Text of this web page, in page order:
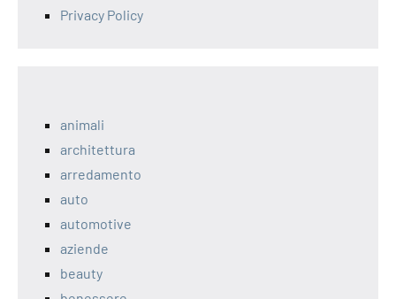
Privacy Policy
animali
architettura
arredamento
auto
automotive
aziende
beauty